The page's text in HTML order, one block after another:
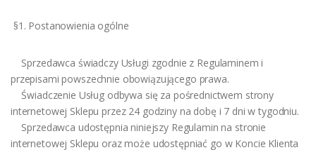
§1. Postanowienia ogólne
Sprzedawca świadczy Usługi zgodnie z Regulaminem i
przepisami powszechnie obowiązującego prawa.
Świadczenie Usług odbywa się za pośrednictwem strony
internetowej Sklepu przez 24 godziny na dobę i 7 dni w tygodniu.
Sprzedawca udostępnia niniejszy Regulamin na stronie
internetowej Sklepu oraz może udostępniać go w Koncie Klienta